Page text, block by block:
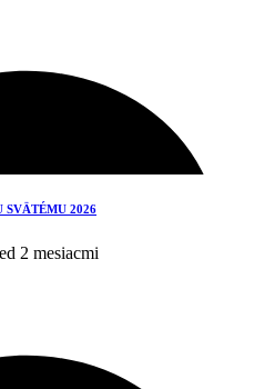
SVÄTÉMU 2026
2 mesiacmi